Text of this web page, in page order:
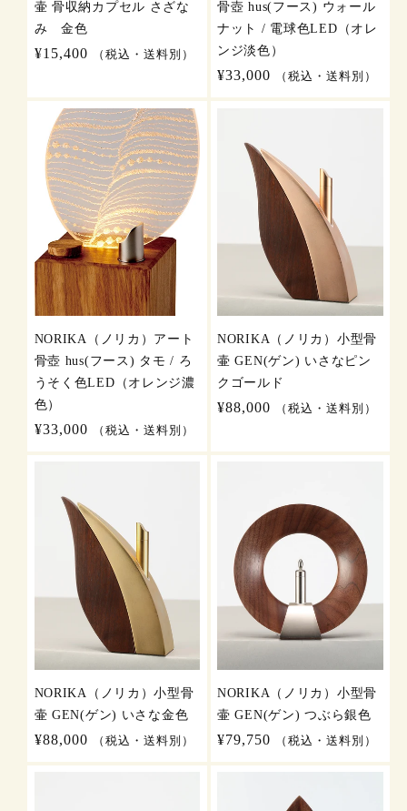
壷 骨収納カプセル さざな
み 金色
通
¥15,400 （税込・送料別）
骨壺 hus(フース) ウォール
ナット / 電球色LED（オレ
ンジ淡色）
通
¥33,000 （税込・送料別）
NORIKA（ノリカ）アート
骨壺 hus(フース) タモ / ろ
うそく色LED（オレンジ濃
色）
通
¥33,000 （税込・送料別）
NORIKA（ノリカ）小型骨
壷 GEN(ゲン) いさなピン
クゴールド
通
¥88,000 （税込・送料別）
NORIKA（ノリカ）小型骨
壷 GEN(ゲン) いさな金色
通
¥88,000 （税込・送料別）
NORIKA（ノリカ）小型骨
壷 GEN(ゲン) つぶら銀色
通
¥79,750 （税込・送料別）